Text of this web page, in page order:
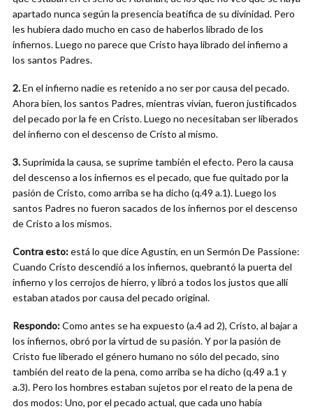
apartado nunca según la presencia beatífica de su divinidad. Pero
les hubiera dado mucho en caso de haberlos librado de los
infiernos. Luego no parece que Cristo haya librado del infierno a
los santos Padres.
2.En el infierno nadie es retenido a no ser por causa del pecado.
Ahora bien, los santos Padres, mientras vivían, fueron justificados
del pecado por la fe en Cristo. Luego no necesitaban ser liberados
del infierno con el descenso de Cristo al mismo.
3.Suprimida la causa, se suprime también el efecto. Pero la causa
del descenso a los infiernos es el pecado, que fue quitado por la
pasión de Cristo, como arriba se ha dicho (q.49 a.1). Luego los
santos Padres no fueron sacados de los infiernos por el descenso
de Cristo a los mismos.
Contra esto:está lo que dice Agustín, en un Sermón De Passione:
Cuando Cristo descendió a los infiernos, quebrantó la puerta del
infierno y los cerrojos de hierro, y libró a todos los justos que allí
estaban atados por causa del pecado original.
Respondo:Como antes se ha expuesto (a.4 ad 2), Cristo, al bajar a
los infiernos, obró por la virtud de su pasión. Y por la pasión de
Cristo fue liberado el género humano no sólo del pecado, sino
también del reato de la pena, como arriba se ha dicho (q.49 a.1 y
a.3). Pero los hombres estaban sujetos por el reato de la pena de
dos modos: Uno, por el pecado actual, que cada uno había